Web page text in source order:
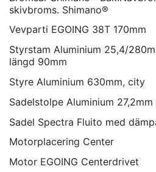
skivbroms. Shimano®
Vevparti EGOING 38T 170mm
Styrstam Aluminium 25,4/
längd 90mm
Styre Aluminium 630mm, city
Sadelstolpe Aluminium
Sadel Spectra Fluito med
Motorplacering Center
Motor EGOING Centerdrivet